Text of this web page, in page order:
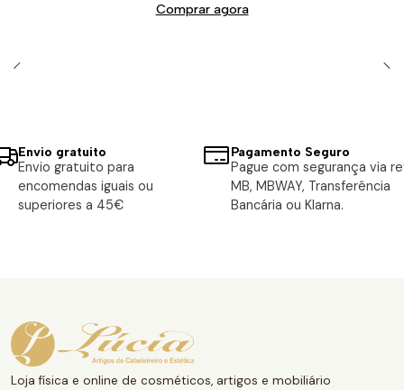
Comprar agora
Envio gratuito
Envio gratuito para
encomendas iguais ou
superiores a 45€
Pagamento Seguro
Pague com segurança via
MB, MBWAY, Transferência
Bancária ou Klarna.
Loja física e online de cosméticos, artigos e mobiliário